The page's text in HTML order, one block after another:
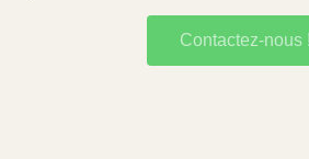
Contactez-nous !
Choisir La